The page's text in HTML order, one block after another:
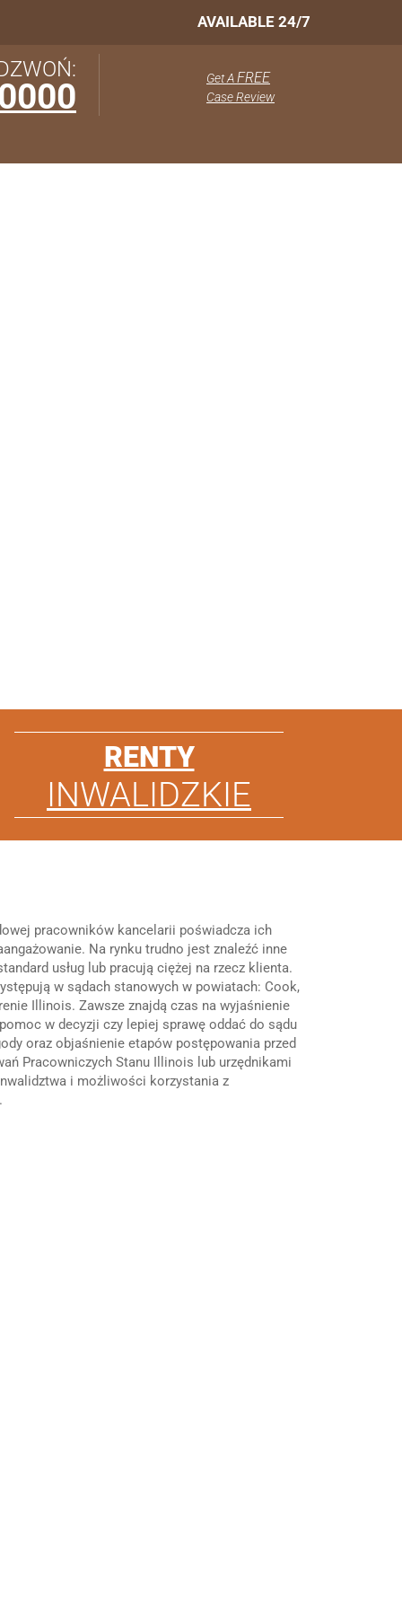
AVAILABLE 24/7
Get AFREE
Case Review
RENTY
INWALIDZKIE
pracowników kancelarii poświadcza ich
Na rynku trudno jest znaleźć inne
usług lub pracują ciężej na rzecz klienta.
w sądach stanowych w powiatach: Cook,
Illinois. Zawsze znajdą czas na wyjaśnienie
w decyzji czy lepiej sprawę oddać do sądu
oraz objaśnienie etapów postępowania przed
Pracowniczych Stanu Illinois lub urzędnikami
i możliwości korzystania z